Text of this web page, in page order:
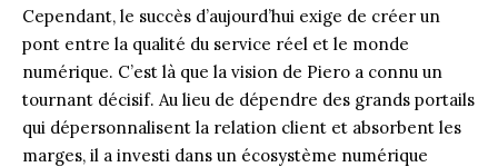
Cependant, le succès d’aujourd’hui exige de créer un
pont entre la qualité du service réel et le monde
numérique. C’est là que la vision de Piero a connu un
tournant décisif. Au lieu de dépendre des grands portails
qui dépersonnalisent la relation client et absorbent les
marges, il a investi dans un écosystème numérique